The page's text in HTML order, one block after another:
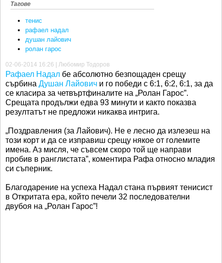
Тагове
тенис
рафаел надал
душан лайович
ролан гарос
02-06-2014 16:26 | Любомир Тодоров
Рафаел Надал бе абсолютно безпощаден срещу
сърбина Душан Лайович и го победи с 6:1, 6:2, 6:1, за да
се класира за четвъртфиналите на „Ролан Гарос”.
Срещата продължи едва 93 минути и както показва
резултатът не предложи никаква интрига.
„Поздравления (за Лайович). Не е лесно да излезеш на
този корт и да се изправиш срещу някое от големите
имена. Аз мисля, че съвсем скоро той ще направи
пробив в ранглистата”, коментира Рафа относно младия
си съперник.
Благодарение на успеха Надал стана първият тенисист
в Откритата ера, който печели 32 последователни
двубоя на „Ролан Гарос”!